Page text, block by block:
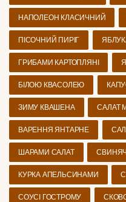
НАПОЛЕОН КЛАСИЧНИЙ
ПІСОЧНИЙ ПИРІГ
ГРИБАМИ КАРТОПЛЯНІ
БІЛОЮ КВАСОЛЕЮ
ЗИМУ КВАШЕНА САЛАТ
ВАРЕННЯ ЯНТАРНЕ
ШАРАМИ САЛАТ
КУРКА АПЕЛЬСИНАМИ
СОУСІ ГОСТРОМУ